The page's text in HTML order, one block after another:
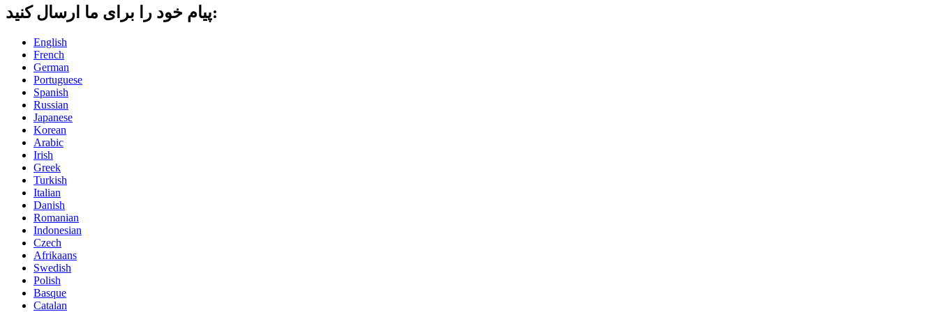
پیام خود را برای ما ارسال کنید:
English
French
German
Portuguese
Spanish
Russian
Japanese
Korean
Arabic
Irish
Greek
Turkish
Italian
Danish
Romanian
Indonesian
Czech
Afrikaans
Swedish
Polish
Basque
Catalan